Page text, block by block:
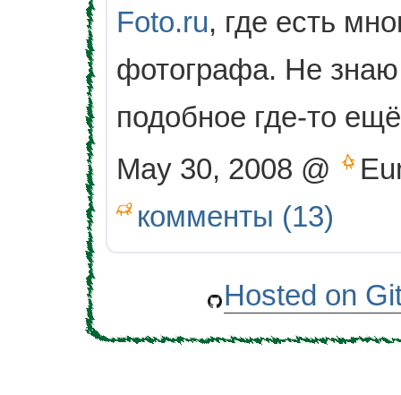
Foto.ru, где есть
фотографа. Не
подобное где-то
May 30, 2008 @
комменты (13)
Hosted on